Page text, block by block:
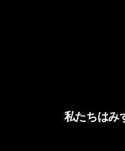
私たちはみ